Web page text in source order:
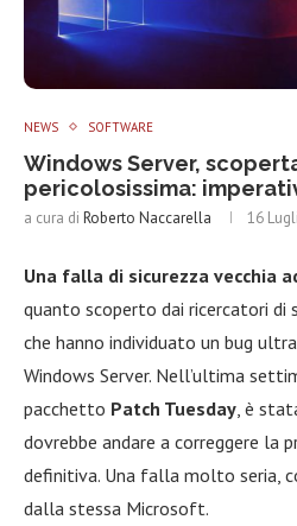
NEWS SOFTWARE
Windows Server,
pericolosissima:
a cura di Roberto Naccarella 16
Una falla di sicurezza vecchia
quanto scoperto dai ricercatori di
che hanno individuato un bug
Windows Server. Nell’ultima
pacchetto Patch Tuesday , è
dovrebbe andare a correggere la
definitiva. Una falla molto seria,
dalla stessa Microsoft.